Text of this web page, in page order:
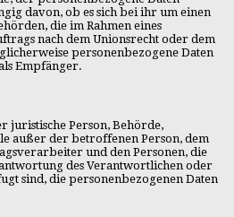
davon, ob es sich bei ihr um einen
die im Rahmen eines
nach dem Unionsrecht oder dem
personenbezogene Daten
Empfänger.
juristische Person, Behörde,
außer der betroffenen Person, dem
und den Personen, die
des Verantwortlichen oder
sind, die personenbezogenen Daten